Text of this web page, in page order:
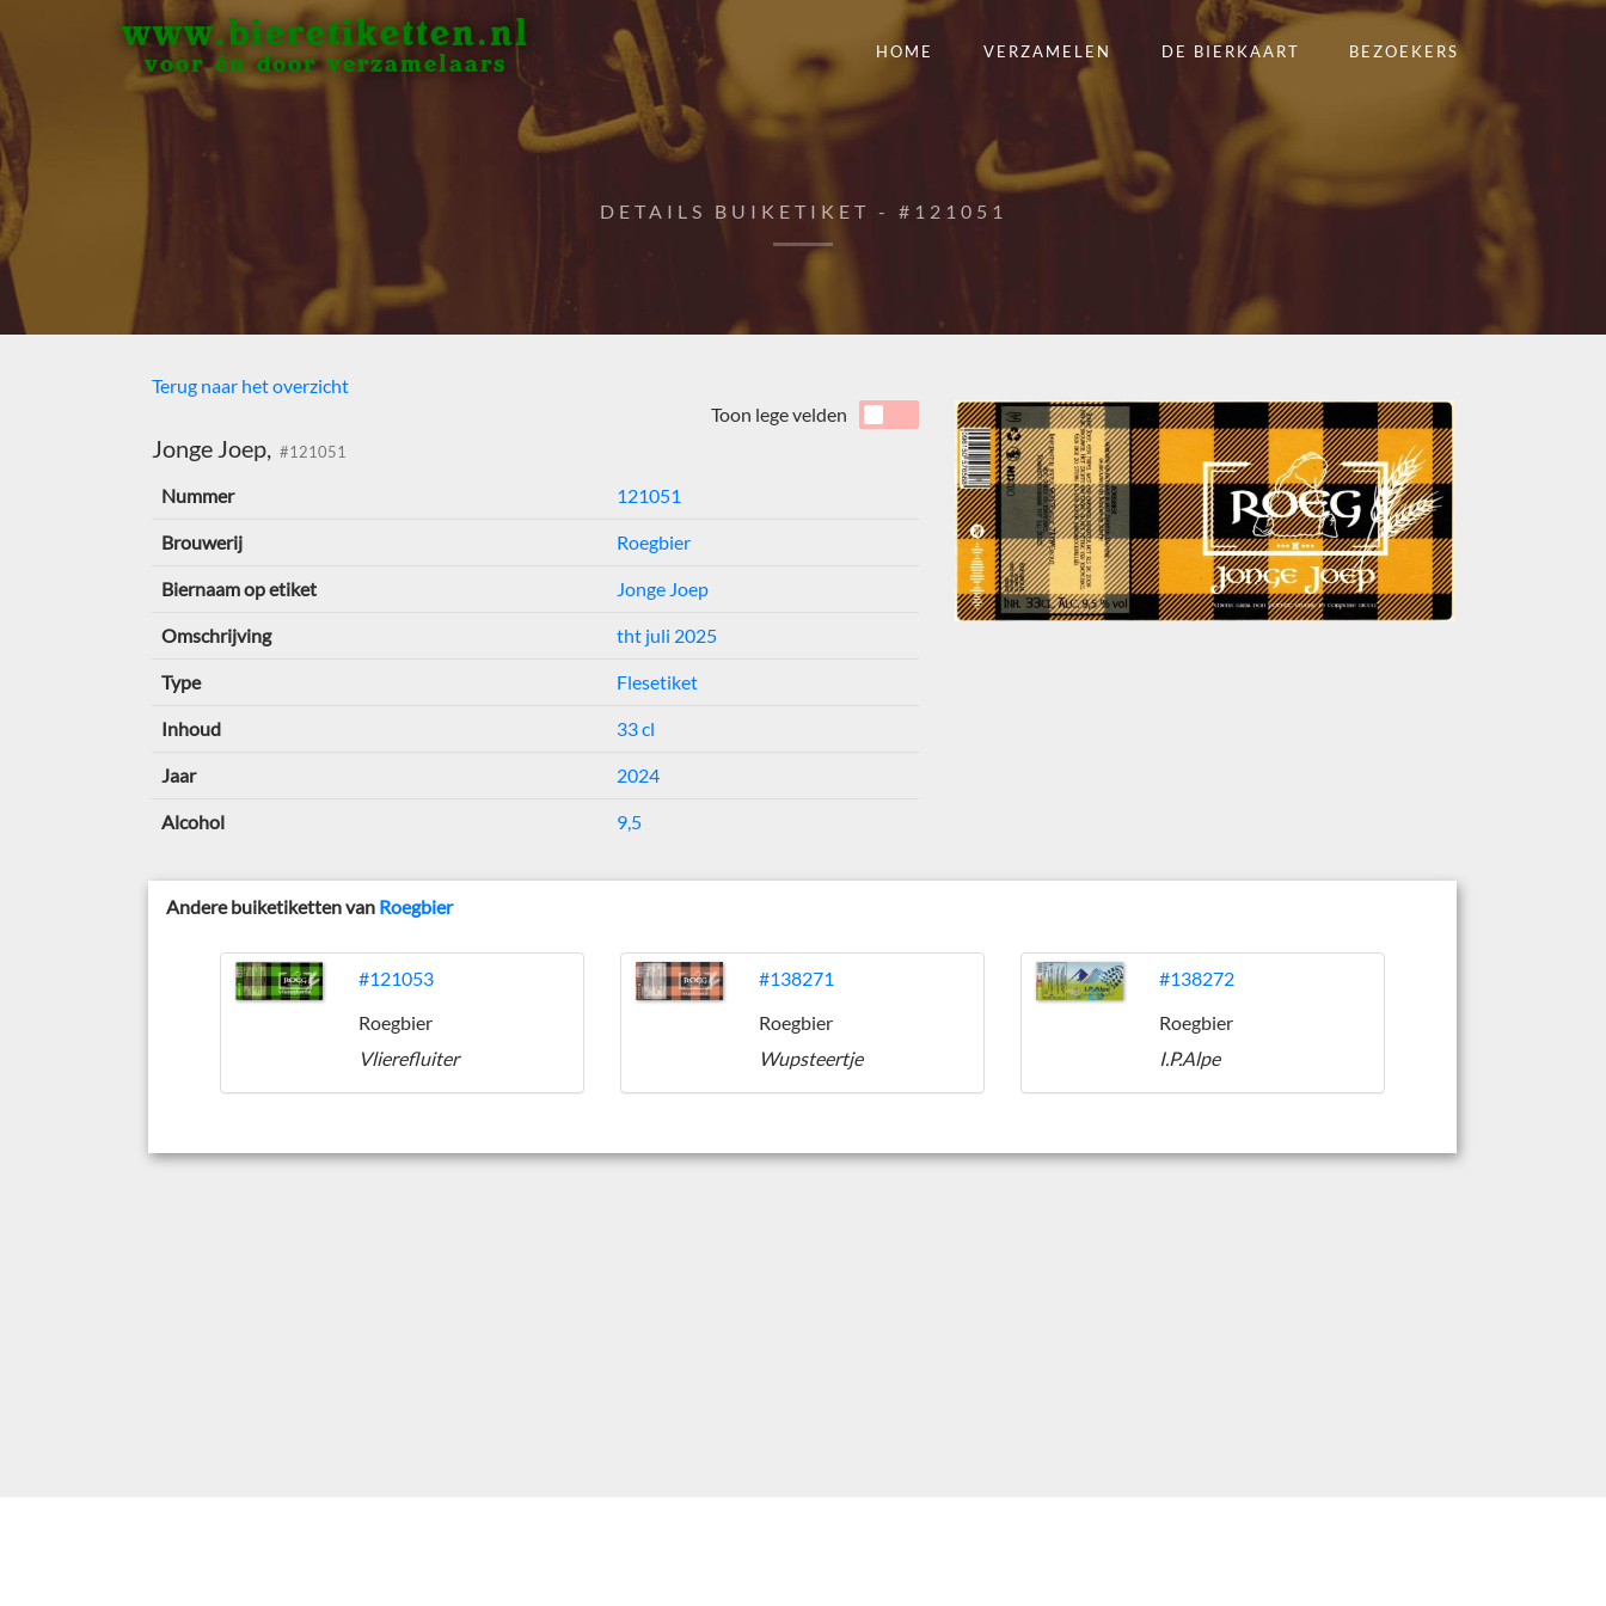
www.bieretiketten.nl
voor én door verzamelaars
HOME VERZAMELEN DE BIERKAART BEZOEKERS
DETAILS BUIKETIKET - #121051
Terug naar het overzicht
Jonge Joep, #121051
Toon lege velden
Nummer 121051
Brouwerij Roegbier
Biernaam op etiket Jonge Joep
Omschrijving tht juli 2025
Type Flesetiket
Inhoud 33 cl
Jaar 2024
Alcohol 9,5
Andere buiketiketten van Roegbier
#121053
Roegbier
Vlierefluiter
#138271
Roegbier
Wupsteertje
#138272
Roegbier
I.P.Alpe